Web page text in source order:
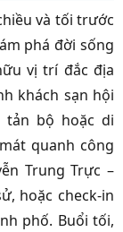
và tối trước
phá đời sống
vị trí đắc địa
khách sạn hội
bộ hoặc di
quanh công
Trung Trực –
hoặc check-in
phố. Buổi tối,